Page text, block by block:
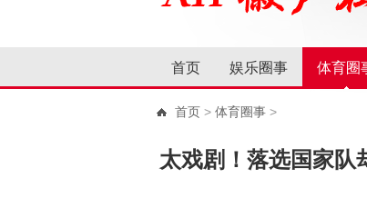
首页 娱乐圈事 体育圈
首页 > 体育圈事 >
太戏剧！落选国家队